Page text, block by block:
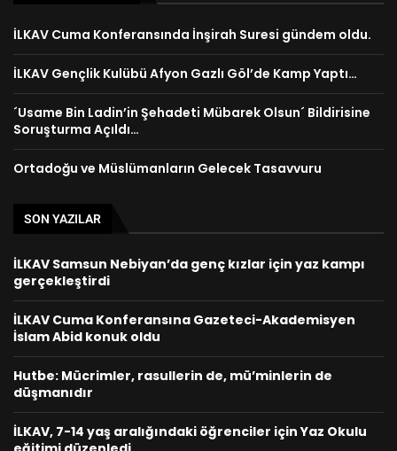
İLKAV Cuma Konferansında İnşirah Suresi gündem oldu.
İLKAV Gençlik Kulübü Afyon Gazlı Göl’de Kamp Yaptı…
´Usame Bin Ladin’in Şehadeti Mübarek Olsun´ Bildirisine
Soruşturma Açıldı…
Ortadoğu ve Müslümanların Gelecek Tasavvuru
SON YAZILAR
İLKAV Samsun Nebiyan’da genç kızlar için yaz kampı
gerçekleştirdi
İLKAV Cuma Konferansına Gazeteci-Akademisyen
İslam Abid konuk oldu
Hutbe: Mücrimler, rasullerin de, mü’minlerin de
düşmanıdır
İLKAV, 7-14 yaş aralığındaki öğrenciler için Yaz Okulu